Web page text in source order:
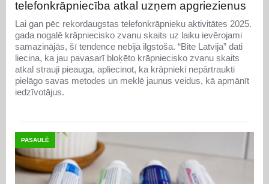
telefonkrāpniecība atkal uzņem apgriezienus
Lai gan pēc rekordaugstas telefonkrāpnieku aktivitātes 2025.
gada nogalē krāpniecisko zvanu skaits uz laiku ievērojami
samazinājās, šī tendence nebija ilgstoša. “Bite Latvija” dati
liecina, ka jau pavasarī bloķēto krāpniecisko zvanu skaits
atkal strauji pieauga, apliecinot, ka krāpnieki nepārtraukti
pielāgo savas metodes un meklē jaunus veidus, kā apmānīt
iedzīvotājus.
PASAULĒ